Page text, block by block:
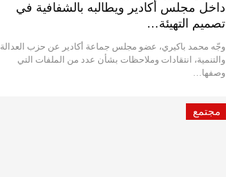
داخل مجلس أكادير ويطالبه بالشفافية في
تصميم التهيئة…
وجّه محمد باكيري، عضو مجلس جماعة أكادير عن حزب العدالة
والتنمية، انتقادات وملاحظات بشأن عدد من الملفات التي
وصفها…
مجتمع